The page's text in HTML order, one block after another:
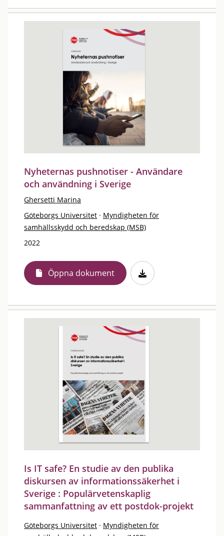
Nyheternas pushnotiser - Användare
och användning i Sverige
Ghersetti Marina
Göteborgs Universitet · Myndigheten för
samhällsskydd och beredskap (MSB)
2022
Öppna dokument
Is IT safe? En studie av den publika
diskursen av informationssäkerhet i
Sverige : Populärvetenskaplig
sammanfattning av ett postdok-projekt
Göteborgs Universitet · Myndigheten för